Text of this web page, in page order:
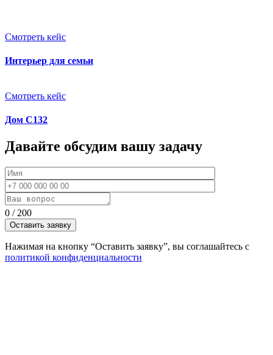
Смотреть кейс
Интерьер для семьи
Смотреть кейс
Дом С132
Давайте обсудим вашу задачу
0 / 200
Нажимая на кнопку “Оставить заявку”, вы соглашайтесь с
политикой конфиденциальности